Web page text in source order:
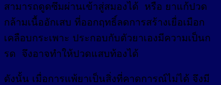
สามารถดูดซึมผ่านเข้าสู่สมองได้ หรือ ยาแก้ปวด
กล้ามเนื้ออักเสบ ที่ออกฤทธิ์ลดการสร้างเยื่อเมือก
เคลือบกระเพาะ ประกอบกับตัวยาเองมีความเป็นก
รด จึงอาจทำให้ปวดแสบท้องได้
ดังนั้น เมื่อการแพ้ยาเป็นสิ่งที่คาดการณ์ไม่ได้ จึงมี